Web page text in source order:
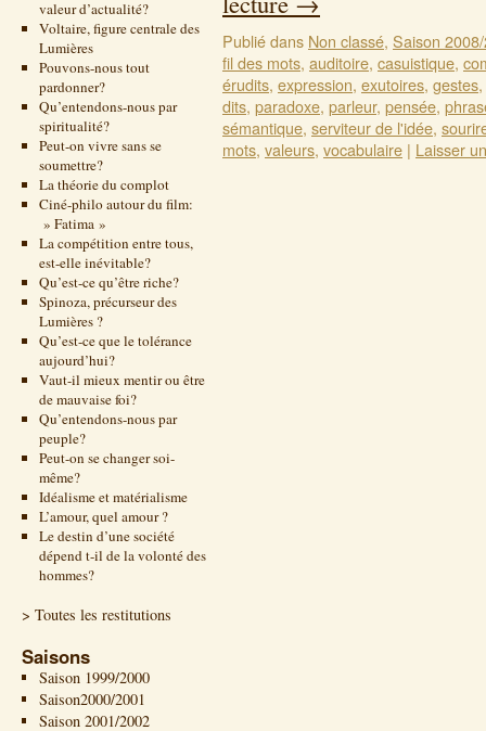
valeur d’actualité?
Voltaire, figure centrale des
Lumières
Pouvons-nous tout
pardonner?
Qu’entendons-nous par
spiritualité?
Peut-on vivre sans se
soumettre?
La théorie du complot
Ciné-philo autour du film:
» Fatima »
La compétition entre tous,
est-elle inévitable?
Qu’est-ce qu’être riche?
Spinoza, précurseur des
Lumières ?
Qu’est-ce que le tolérance
aujourd’hui?
Vaut-il mieux mentir ou être
de mauvaise foi?
Qu’entendons-nous par
peuple?
Peut-on se changer soi-
même?
Idéalisme et matérialisme
L’amour, quel amour ?
Le destin d’une société
dépend t-il de la volonté des
hommes?
> Toutes les restitutions
Saisons
Saison 1999/2000
Saison2000/2001
Saison 2001/2002
Publié dans Non classé, Saison
fil des mots, auditoire, casuistique,
érudits, expression, exutoires, gestes,
dits, paradoxe, parleur, pensée,
sémantique, serviteur de l'idée,
mots, valeurs, vocabulaire | Laisser